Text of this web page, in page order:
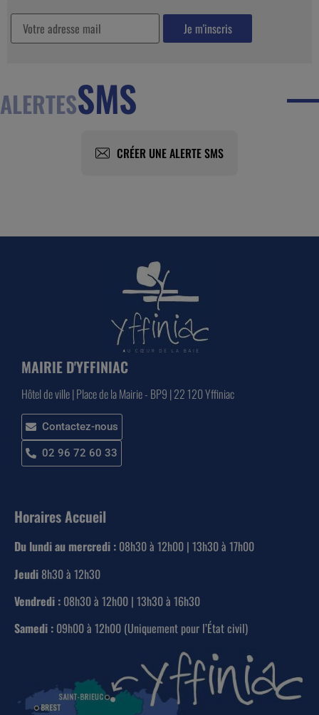
ALERTESSMS
CRÉER UNE ALERTE SMS
MAIRIE D'YFFINIAC
Hôtel de ville | Place de la Mairie - BP9 | 22 120 Yffiniac
Contactez-nous
02 96 72 60 33
Horaires Accueil
Du lundi au mercredi : 08h30 à 12h00 | 13h30 à 17h00
Jeudi 8h30 à 12h30
Vendredi : 08h30 à 12h00 | 13h30 à 16h30
Samedi : 09h00 à 12h00 (Uniquement pour l’État civil)